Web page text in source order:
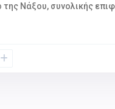
της Νάξου, συνολικής